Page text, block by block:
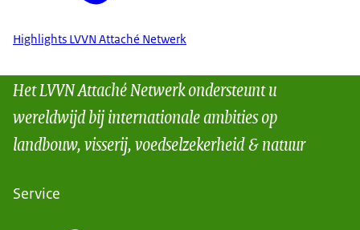
Highlights LVVN Attaché Netwerk
Het LVVN Attaché Netwerk ondersteunt u
wereldwijd bij internationale ambities op
landbouw, visserij, voedselzekerheid & natuur
Service